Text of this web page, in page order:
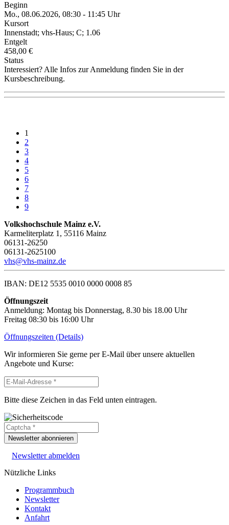
Beginn
Mo., 08.06.2026, 08:30 - 11:45 Uhr
Kursort
Innenstadt; vhs-Haus; C; 1.06
Entgelt
458,00 €
Status
Interessiert? Alle Infos zur Anmeldung finden Sie in der
Kursbeschreibung.
1
2
3
4
5
6
7
8
9
Volkshochschule Mainz e.V.
Karmeliterplatz 1, 55116 Mainz
06131-26250
06131-2625100
vhs@vhs-mainz.de
IBAN: DE12 5535 0010 0000 0008 85
Öffnungszeit
Anmeldung: Montag bis Donnerstag, 8.30 bis 18.00 Uhr
Freitag 08:30 bis 16:00 Uhr
Öffnungszeiten (Details)
Wir informieren Sie gerne per E-Mail über unsere aktuellen
Angebote und Kurse:
Bitte diese Zeichen in das Feld unten eintragen.
Newsletter abonnieren
Newsletter abmelden
Nützliche Links
Programmbuch
Newsletter
Kontakt
Anfahrt